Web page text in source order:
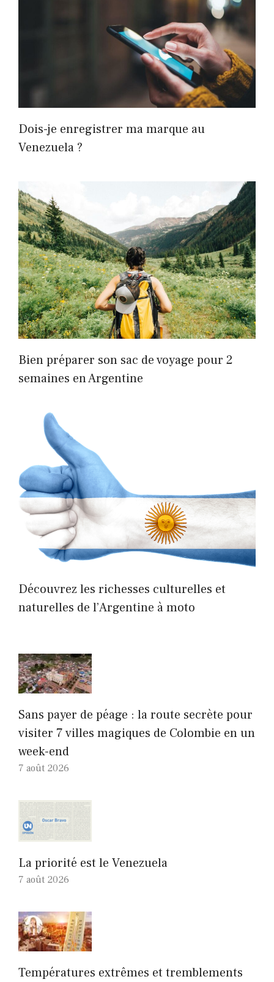
Dois-je enregistrer ma marque au
Venezuela ?
Bien préparer son sac de voyage pour 2
semaines en Argentine
Découvrez les richesses culturelles et
naturelles de l’Argentine à moto
Sans payer de péage : la route secrète pour
visiter 7 villes magiques de Colombie en un
week-end
7 août 2026
La priorité est le Venezuela
7 août 2026
Températures extrêmes et tremblements